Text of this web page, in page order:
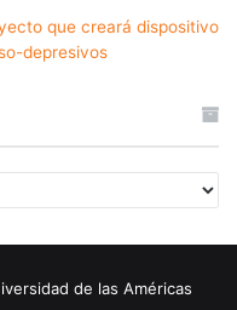
que creará dispositivo
depresivos
de las Américas